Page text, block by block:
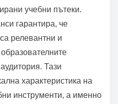
учебни пътеки.
гарантира, че
релевантни и
Тази
характеристика на
инструменти, а именно